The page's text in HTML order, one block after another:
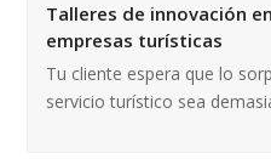
Talleres de innovación
empresas turísticas
Tu cliente espera que lo
servicio turístico sea